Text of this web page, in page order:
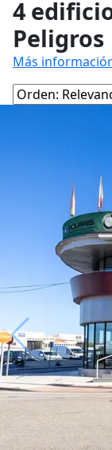
4
Peligros
Más